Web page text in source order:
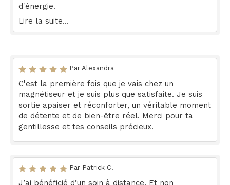
d'énergie.
Lire la suite...
Par Alexandra
C'est la première fois que je vais chez un
magnétiseur et je suis plus que satisfaite. Je suis
sortie apaiser et réconforter, un véritable moment
de détente et de bien-être réel. Merci pour ta
gentillesse et tes conseils précieux.
Par Patrick C.
J’ai bénéficié d’un soin à distance. Et non